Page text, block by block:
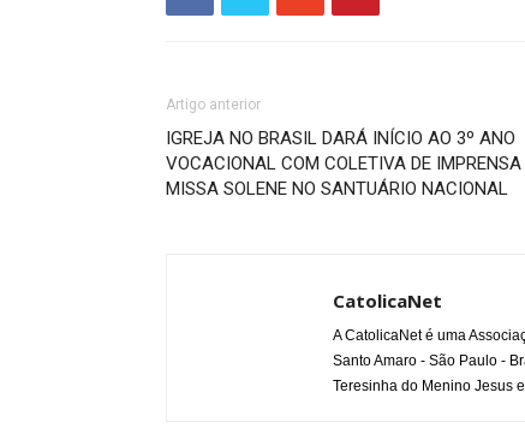
Artigo anterior
IGREJA NO BRASIL DARÁ INÍCIO AO 3º ANO
VOCACIONAL COM COLETIVA DE IMPRENSA
MISSA SOLENE NO SANTUÁRIO NACIONAL
CatolicaNet
A CatolicaNet é uma
Santo Amaro - São Paulo -
Teresinha do Menino Jesus